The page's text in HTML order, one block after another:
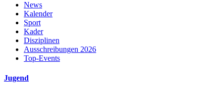
News
Kalender
Sport
Kader
Disziplinen
Ausschreibungen 2026
Top-Events
Jugend